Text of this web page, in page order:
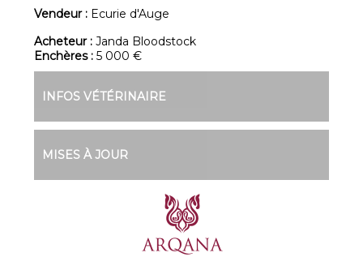
Vendeur : Ecurie d'Auge
Acheteur :Janda Bloodstock
Enchères :5 000 €
INFOS VÉTÉRINAIRE
MISES À JOUR